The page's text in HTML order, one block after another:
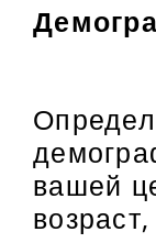
вашей